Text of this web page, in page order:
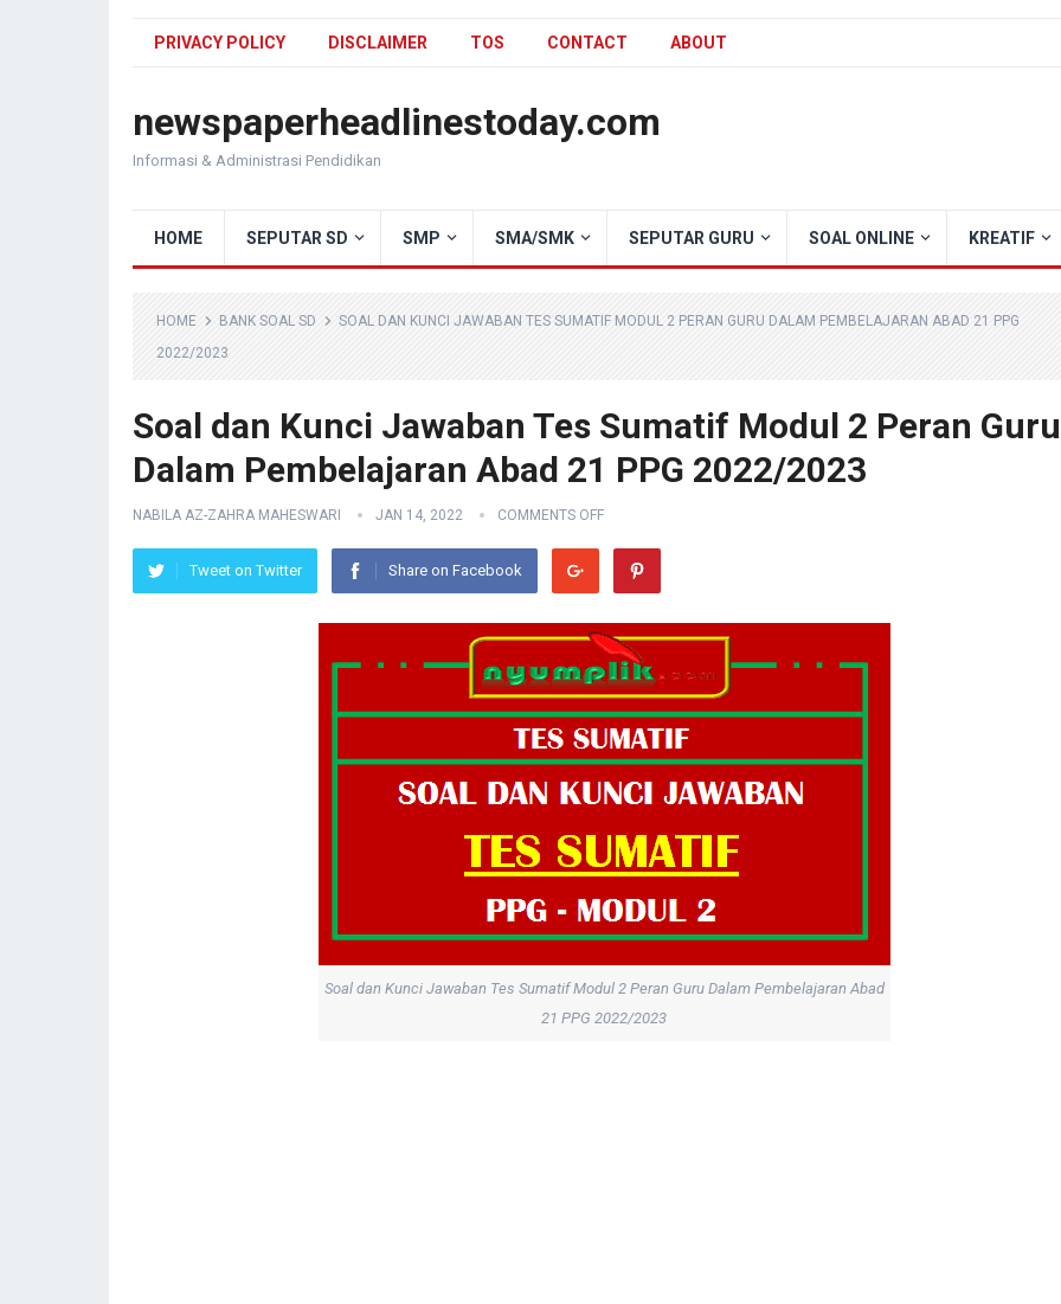
PRIVACY POLICY DISCLAIMER TOS CONTACT ABOUT
newspaperheadlinestoday.com
Informasi & Administrasi Pendidikan
HOME SEPUTAR SD SMP SMA/SMK SEPUTAR GURU SOAL ONLINE KREATIF
HOME BANK SOAL SD
SOAL DAN KUNCI JAWABAN TES SUMATIF MODUL 2 PERAN GURU DALAM PEMBELAJARAN ABAD 21 PPG
2022/2023
Soal dan Kunci Jawaban Tes Sumatif Modul 2 Peran Guru
Dalam Pembelajaran Abad 21 PPG 2022/2023
NABILA AZ-ZAHRA MAHESWARI JAN 14, 2022 COMMENTS OFF
Tweet on Twitter Share on Facebook
Soal dan Kunci Jawaban Tes Sumatif Modul 2 Peran Guru Dalam Pembelajaran Abad
21 PPG 2022/2023